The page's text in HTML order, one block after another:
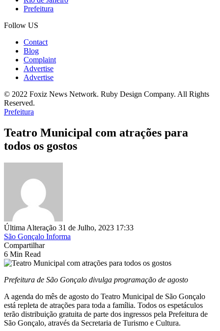
Prefeitura
Follow US
Contact
Blog
Complaint
Advertise
Advertise
© 2022 Foxiz News Network. Ruby Design Company. All Rights
Reserved.
Prefeitura
Teatro Municipal com atrações para
todos os gostos
Última Alteração 31 de Julho, 2023 17:33
São Gonçalo Informa
Compartilhar
6 Min Read
Prefeitura de São Gonçalo divulga programação de agosto
A agenda do mês de agosto do Teatro Municipal de São Gonçalo
está repleta de atrações para toda a família. Todos os espetáculos
terão distribuição gratuita de parte dos ingressos pela Prefeitura de
São Gonçalo, através da Secretaria de Turismo e Cultura.